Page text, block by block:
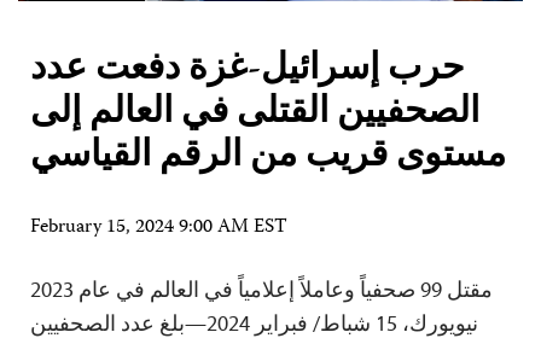
حرب إسرائيل-غزة دفعت عدد
الصحفيين القتلى في العالم إلى
مستوى قريب من الرقم القياسي
February 15, 2024 9:00 AM EST
مقتل 99 صحفياً وعاملاً إعلامياً في العالم في عام 2023
نيويورك، 15 شباط/ فبراير 2024—بلغ عدد الصحفيين